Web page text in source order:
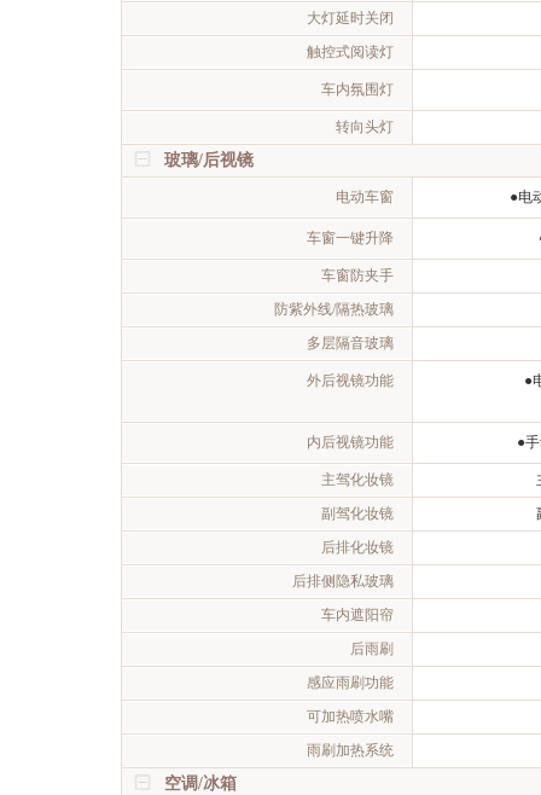
大灯延时关闭
触控式阅读灯
车内氛围灯
转向头灯
玻璃/后视镜
电动车窗 ●电
车窗一键升降
车窗防夹手
防紫外线/隔热玻璃
多层隔音玻璃
外后视镜功能 ●
内后视镜功能 ●
主驾化妆镜
副驾化妆镜
后排化妆镜
后排侧隐私玻璃
车内遮阳帘
后雨刷
感应雨刷功能
可加热喷水嘴
雨刷加热系统
空调/冰箱